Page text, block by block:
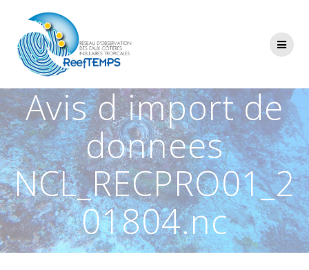
Avis d import de
donnees
NCL_RECPRO01_2
01804.nc